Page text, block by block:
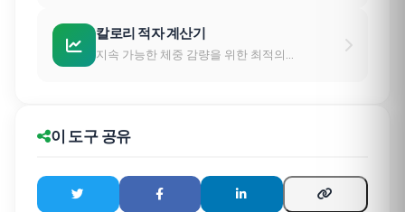
칼로리 적자 계산기
지속 가능한 체중 감량을 위한 최적의...
이 도구 공유